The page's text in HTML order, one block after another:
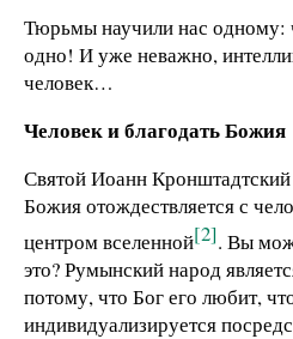
Тюрьмы научили нас одному:
одно! И уже неважно,
человек…
Человек и благодать Божия
Святой Иоанн Кронштадтский
Божия отождествляется с
центром вселенной[2]. Вы
это? Румынский народ
потому, что Бог его любит,
индивидуализируется